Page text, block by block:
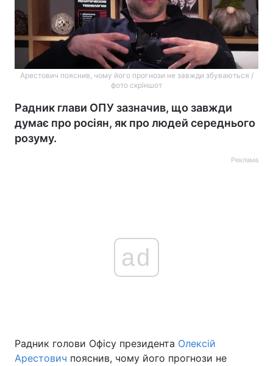
Україна Політика
Арестович пояснив, чому його прогнози не завжди збуваються /
фото скріншот
Радник глави ОПУ зазначив, що завжди
думає про росіян, як про людей середнього
розуму.
Реклама
ad
Радник голови Офісу президента Олексій
Арестович пояснив, чому його прогнози не